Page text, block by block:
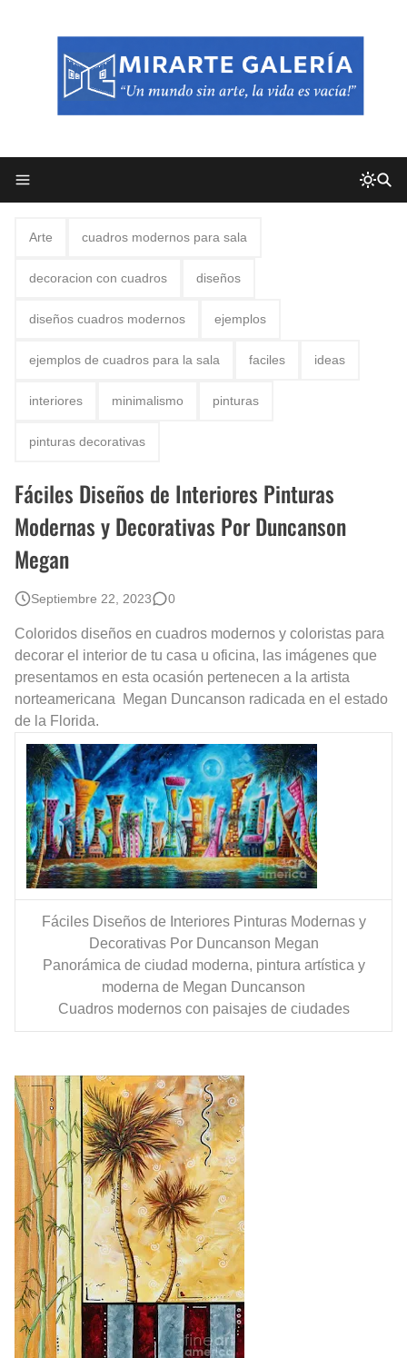
Arte cuadros modernos para sala
decoracion con cuadros diseños
diseños cuadros modernos ejemplos
ejemplos de cuadros para la sala faciles ideas
interiores minimalismo pinturas
pinturas decorativas
Fáciles Diseños de Interiores Pinturas
Modernas y Decorativas Por Duncanson
Megan
Septiembre 22, 2023 0
Coloridos diseños en cuadros modernos y coloristas para
decorar el interior de tu casa u oficina, las imágenes que
presentamos en esta ocasión pertenecen a la artista
norteamericana Megan Duncanson radicada en el estado
de la Florida.
Fáciles Diseños de Interiores Pinturas Modernas y
Decorativas Por Duncanson Megan
Panorámica de ciudad moderna, pintura artística y
moderna de Megan Duncanson
Cuadros modernos con paisajes de ciudades